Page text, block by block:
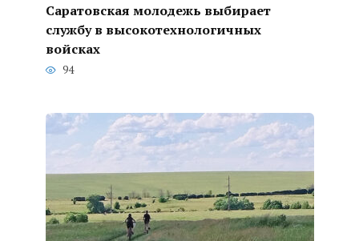
Саратовская молодежь выбирает
службу в высокотехнологичных
войсках
94